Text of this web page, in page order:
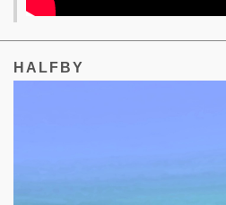
HALFBY